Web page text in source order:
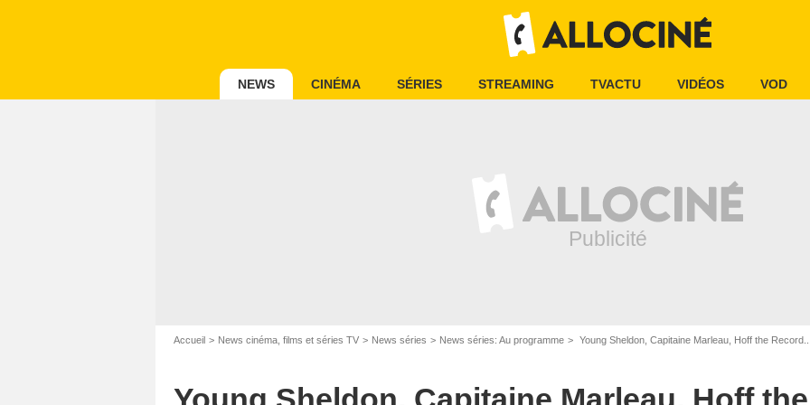
NEWS CINÉMA SÉRIES STREAMING TVACTU VIDÉOS VOD
Accueil News cinéma, films et séries TV News séries News séries: Au programme Young Sheldon, Capitaine Marleau, Hoff the